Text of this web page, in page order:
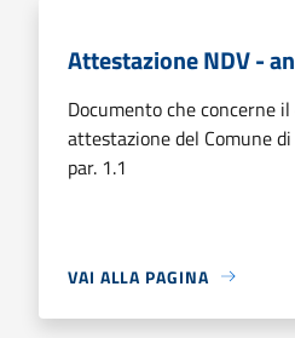
Attestazione NDV -
Documento che concerne
attestazione del Comune
par. 1.1
VAI ALLA PAGINA